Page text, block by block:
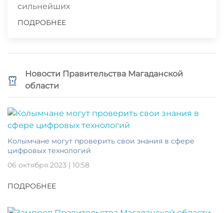
сильнейших
ПОДРОБНЕЕ
Новости Правительства Магаданской
области
Колымчане могут проверить свои знания в сфере
цифровых технологий
06 октября 2023 | 10:58
ПОДРОБНЕЕ